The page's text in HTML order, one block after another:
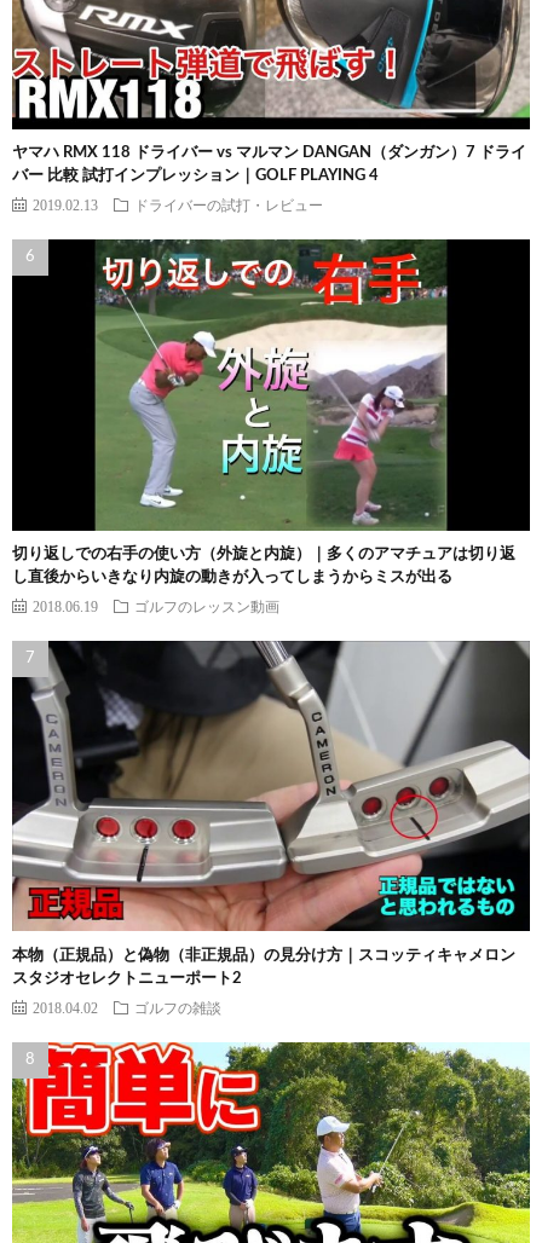
ヤマハ RMX 118 ドライバー vs マルマン DANGAN（ダンガン）7 ドライ
バー 比較 試打インプレッション｜GOLF PLAYING 4
2019.02.13 ドライバーの試打・レビュー
切り返しでの右手の使い方（外旋と内旋）｜多くのアマチュアは切り返
し直後からいきなり内旋の動きが入ってしまうからミスが出る
2018.06.19 ゴルフのレッスン動画
本物（正規品）と偽物（非正規品）の見分け方｜スコッティキャメロン
スタジオセレクトニューポート2
2018.04.02 ゴルフの雑談